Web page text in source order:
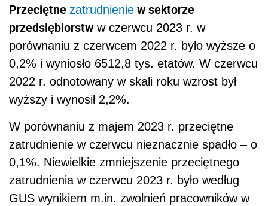
Przeciętne zatrudnienie w sektorze
przedsiębiorstw w czerwcu 2023 r. w
porównaniu z czerwcem 2022 r. było wyższe o
0,2% i wyniosło 6512,8 tys. etatów. W czerwcu
2022 r. odnotowany w skali roku wzrost był
wyższy i wynosił 2,2%.
W porównaniu z majem 2023 r. przeciętne
zatrudnienie w czerwcu nieznacznie spadło – o
0,1%. Niewielkie zmniejszenie przeciętnego
zatrudnienia w czerwcu 2023 r. było według
GUS wynikiem m.in. zwolnień pracowników w